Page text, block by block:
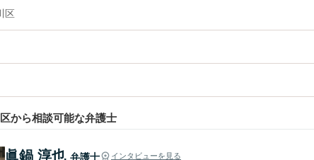
区
から相談可能な弁護士
眞鍋 淳也 弁護士 インタビューを見る